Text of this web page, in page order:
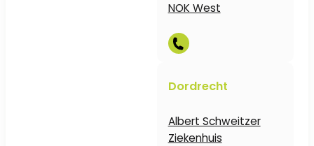
NOK West
Dordrecht
Albert Schweitzer
Ziekenhuis